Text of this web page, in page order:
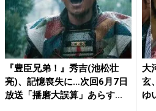
『豊臣兄弟！』秀吉(池松壮
亮)、記憶喪失に…次回6月7日
放送「播磨大誤算」あらす...
大
玄
ゆ